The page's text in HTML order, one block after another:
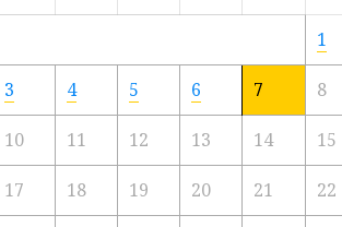
1
3 4 5 6 7 8
10 11 12 13 14 15
17 18 19 20 21 22